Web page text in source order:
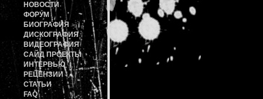
НОВОСТИ
ФОРУМ
БИОГРАФИЯ
ДИСКОГРАФИЯ
ВИДЕОГРАФИЯ
САЙД ПРОЕКТЫ
ИНТЕРВЬЮ
РЕЦЕНЗИИ
СТАТЬИ
FAQ